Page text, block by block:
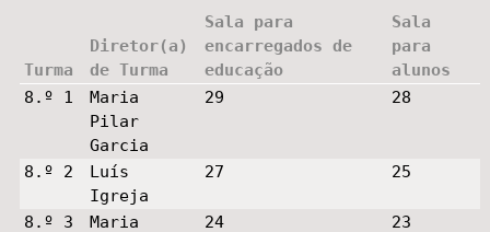
Turma
Diretor(a)
de Turma
Sala para
encarregados de
educação
Sala
para
alunos
8.º 1
Maria
Pilar
Garcia
29 28
8.º 2
Luís
Igreja
27 25
8.º 3
Maria
24 23